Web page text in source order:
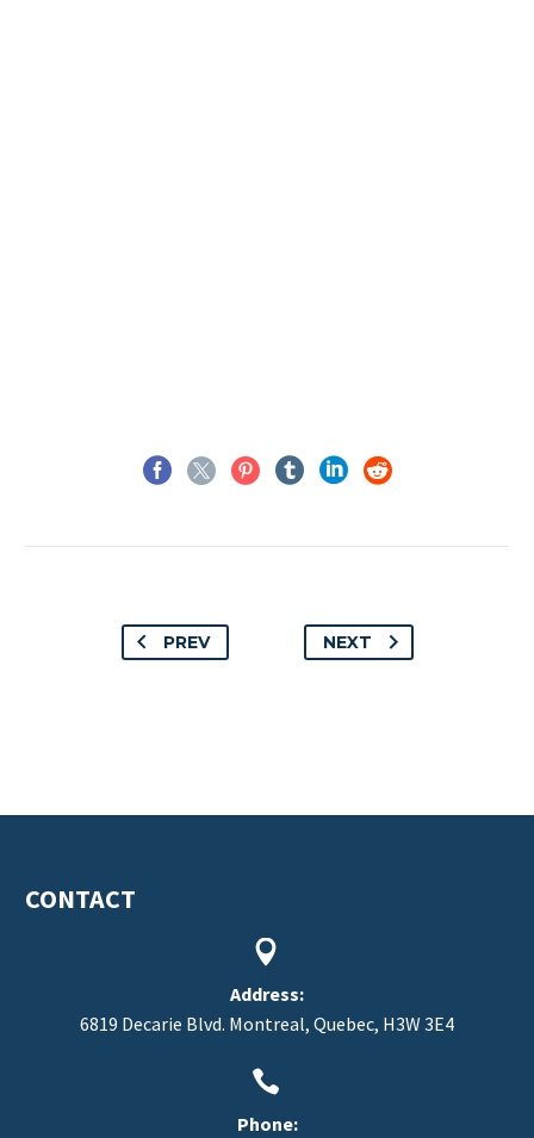
PREV NEXT
CONTACT


Address:
6819 Decarie Blvd. Montreal, Quebec, H3W 3E4


Phone: